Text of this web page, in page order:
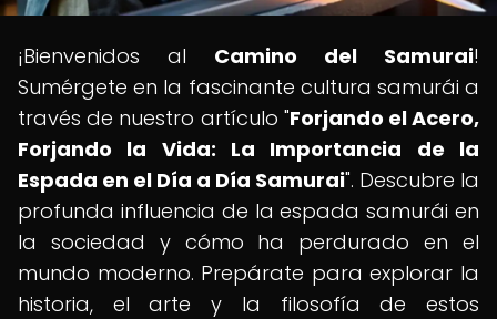
¡Bienvenidos al Camino del Samurai!
Sumérgete en la fascinante cultura samurái a
través de nuestro artículo "Forjando el Acero,
Forjando la Vida: La Importancia de la
Espada en el Día a Día Samurai". Descubre la
profunda influencia de la espada samurái en
la sociedad y cómo ha perdurado en el
mundo moderno. Prepárate para explorar la
historia, el arte y la filosofía de estos